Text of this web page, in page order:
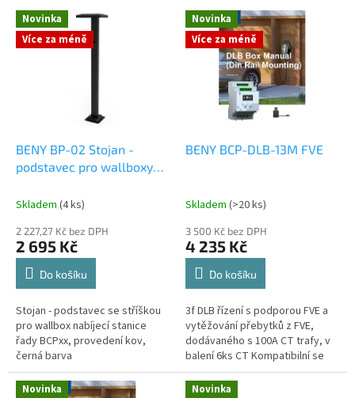
V
p
Novinka
Více za méně
BENY BP-02 Stojan -
podstavec pro wallboxy
výška 1,65m
Skladem (4 ks)
2 227,27 Kč bez DPH
2 695 Kč
Do košíku
Stojan - podstavec se stříškou
pro wallbox nabíjecí stanice
řady BCPxx, provedení kov,
černá barva
Novinka
Více za méně
BENY BCP-DLB-13M FVE
Skladem (>20 ks)
3 500 Kč bez DPH
4 235 Kč
Do košíku
3f DLB řízení s podporou FVE a
vytěžování přebytků z FVE,
dodávaného s 100A CT trafy, v
balení 6ks CT Kompatibilní se
všemi AC nabíječkami BENY,
možnost i bezdrátového kitu.
Novinka
Novinka